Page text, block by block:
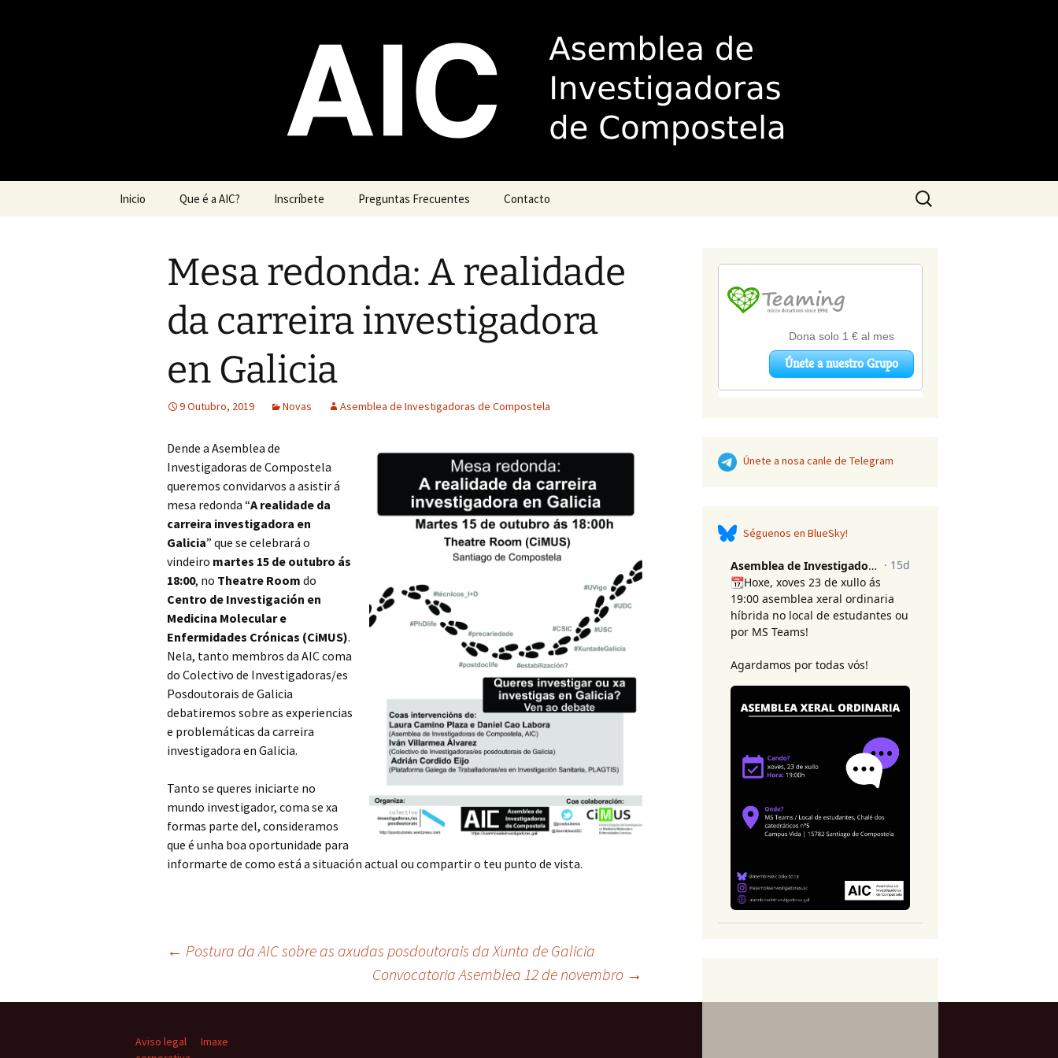
Asemblea de Investigadoras de
Compostela
Inicio Que é a AIC? Inscríbete Preguntas Frecuentes
Complemento por
antigüidade (trienios)
Guía de boas prácticas
para dirixir e/ou titorizar
Retribucións mínimas
Vacacións, asuntos
particulares e horario
Contacto
Buscar:
Mesa redonda: A realidade
da carreira investigadora
en Galicia
9 Outubro, 2019 Novas Asemblea de Investigadoras de Compostela
Dende a Asemblea de
Investigadoras de Compostela
queremos convidarvos a asistir á
mesa redonda “A realidade da
carreira investigadora en
Galicia” que se celebrará o
vindeiro martes 15 de outubro ás
18:00, no Theatre Room do
Centro de Investigación en
Medicina Molecular e
Enfermidades Crónicas (CiMUS).
Nela, tanto membros da AIC coma
do Colectivo de Investigadoras/es
Posdoutorais de Galicia
debatiremos sobre as experiencias
e problemáticas da carreira
investigadora en Galicia.
Tanto se queres iniciarte no
mundo investigador, coma se xa
formas parte del, consideramos
que é unha boa oportunidade para
informarte de como está a situación actual ou compartir o teu punto de vista.
Navegación
de
← Postura da AIC sobre as axudas posdoutorais da Xunta de Galicia
Convocatoria Asemblea 12 de novembro →
Únete a nosa canle de Telegram
Séguenos en BlueSky!
Aviso legal
Imaxe